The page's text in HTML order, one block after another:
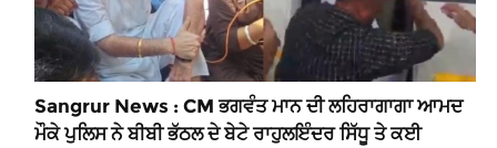
Sangrur News : CM ਭਗਵੰਤ ਮਾਨ ਦੀ ਲਹਿਰਾਗਾਗਾ ਆਮਦ
ਮੌਕੇ ਪੁਲਿਸ ਨੇ ਬੀਬੀ ਭੱਠਲ ਦੇ ਬੇਟੇ ਰਾਹੁਲਇੰਦਰ ਸਿੱਧੂ ਤੇ ਕਈ